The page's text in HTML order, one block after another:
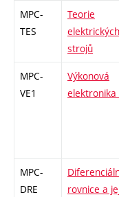
MPC-
TES
Teorie
elektrických
strojů
MPC-
VE1
Výkonová
elektronika
MPC-
DRE
rovnice a